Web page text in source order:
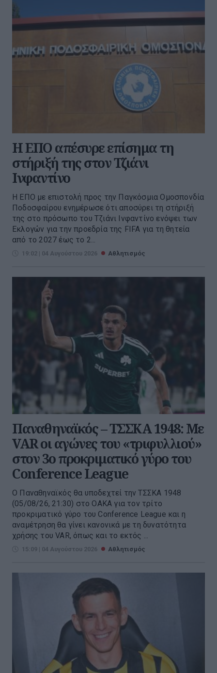
Η ΕΠΟ απέσυρε επίσημα τη
στήριξή της στον Τζιάνι
Ινφαντίνο
Η ΕΠΟ με επιστολή προς την Παγκόσμια Ομοσπονδία
Ποδοσφαίρου ενημέρωσε ότι αποσύρει τη στήριξή
της στο πρόσωπο του Τζιάνι Ινφαντίνο ενόψει των
Εκλογών για την προεδρία της FIFA για τη θητεία
από το 2027 έως το 2...
19:02 | 04 Αυγούστου 2026 Αθλητισμός
Παναθηναϊκός – ΤΣΣΚΑ 1948: Με
VAR οι αγώνες του «τριφυλλιού»
στον 3ο προκριματικό γύρο του
Conference League
Ο Παναθηναϊκός θα υποδεχτεί την ΤΣΣΚΑ 1948
(05/08/26, 21:30) στο ΟΑΚΑ για τον τρίτο
προκριματικό γύρο του Conference League και η
αναμέτρηση θα γίνει κανονικά με τη δυνατότητα
χρήσης του VAR, όπως και το εκτός ...
15:09 | 04 Αυγούστου 2026 Αθλητισμός